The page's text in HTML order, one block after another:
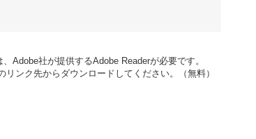
Adobe社が提供するAdobe Readerが必要です。
ンク先からダウンロードしてください。（無料）